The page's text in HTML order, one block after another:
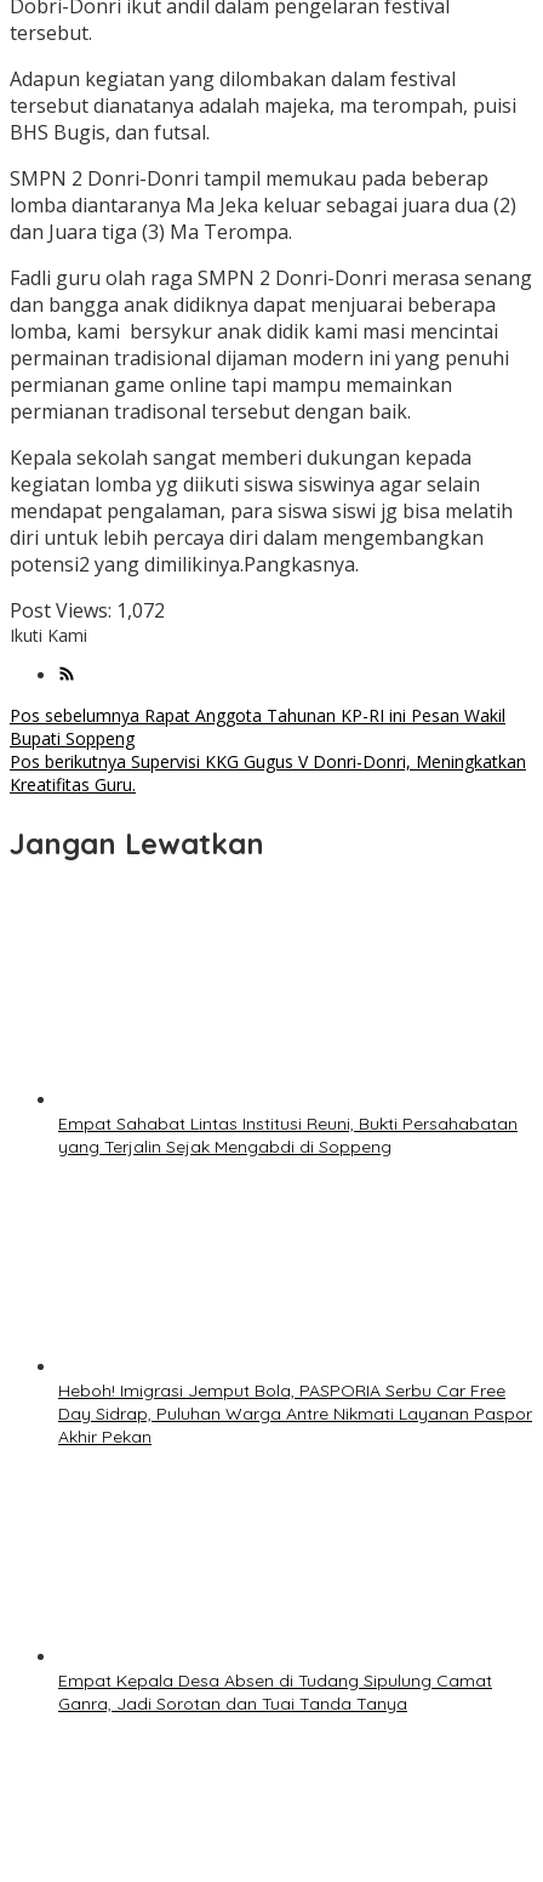
Dobri-Donri ikut andil dalam pengelaran festival
tersebut.
Adapun kegiatan yang dilombakan dalam festival
tersebut dianatanya adalah majeka, ma terompah, puisi
BHS Bugis, dan futsal.
SMPN 2 Donri-Donri tampil memukau pada beberap
lomba diantaranya Ma Jeka keluar sebagai juara dua (2)
dan Juara tiga (3) Ma Terompa.
Fadli guru olah raga SMPN 2 Donri-Donri merasa senang
dan bangga anak didiknya dapat menjuarai beberapa
lomba, kami bersykur anak didik kami masi mencintai
permainan tradisional dijaman modern ini yang penuhi
permianan game online tapi mampu memainkan
permianan tradisonal tersebut dengan baik.
Kepala sekolah sangat memberi dukungan kepada
kegiatan lomba yg diikuti siswa siswinya agar selain
mendapat pengalaman, para siswa siswi jg bisa melatih
diri untuk lebih percaya diri dalam mengembangkan
potensi2 yang dimilikinya.Pangkasnya.
Post Views: 1,072
Ikuti Kami
Navigasi
pos
Pos sebelumnya Rapat Anggota Tahunan KP-RI ini Pesan Wakil
Bupati Soppeng
Pos berikutnya Supervisi KKG Gugus V Donri-Donri, Meningkatkan
Kreatifitas Guru.
Jangan Lewatkan
Empat Sahabat Lintas Institusi Reuni, Bukti Persahabatan
yang Terjalin Sejak Mengabdi di Soppeng
Heboh! Imigrasi Jemput Bola, PASPORIA Serbu Car Free
Day Sidrap, Puluhan Warga Antre Nikmati Layanan Paspor
Akhir Pekan
Empat Kepala Desa Absen di Tudang Sipulung Camat
Ganra, Jadi Sorotan dan Tuai Tanda Tanya